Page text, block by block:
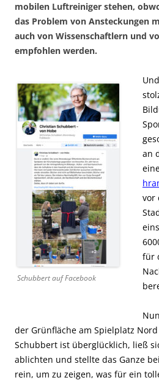
mobilen Luftreiniger stehen,
das Problem von Ansteckungen
auch von Wissenschaftlern und
empfohlen werden.
Schubbert auf Facebook
an
vor
für
der Grünfläche am Spielplatz
Schubbert ist überglücklich, ließ
ablichten und stellte das Ganze
rein, um zu zeigen, was für ein